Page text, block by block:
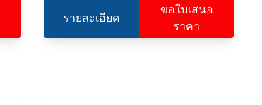
รายละเอียด
ขอใบเสนอ
ราคา